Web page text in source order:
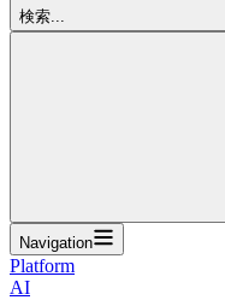
検索...
Navigation
Platform
AI